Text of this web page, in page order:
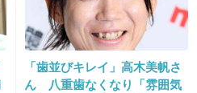
たコップ・精神年齢７歳・３審は必要な
、掃き溜め、吹き溜まり、塵埃、インチ
酷、冷酷、非情、薄情者、ガキ、クソガ
「歯並びキレイ」高木美帆さ
ん 八重歯なくなり「雰囲気